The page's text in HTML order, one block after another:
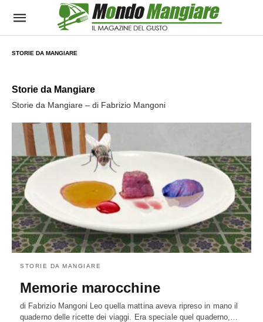
STORIE DA MANGIARE
Storie da Mangiare
Storie da Mangiare – di Fabrizio Mangoni
STORIE DA MANGIARE
Memorie marocchine
di Fabrizio Mangoni Leo quella mattina aveva ripreso in mano il
quaderno delle ricette dei viaggi. Era speciale quel quaderno,…